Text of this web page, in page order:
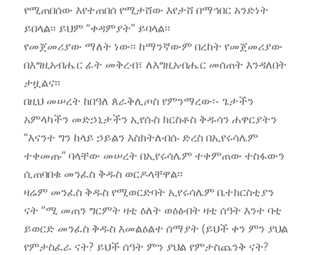
የሚጠበሰው እየተጠበሰ የሚታሸው እየታሸ በማኅበር አንድነት
ይበላል፡፡ ይህም “ቀዳምያት” ይባላል፡፡
የመጀመሪያው ማለት ነው፡፡ ከማንኛውም በረከት የመጀመሪያው
በእግዚአብሔር ፊት መቅረብ፣ ለእግዚአብሔር መሰጠት እንዳለበት
ታዟልና፡፡
በዚህ መሠረት ከበዓለ ጰራቅሊጦስ የምንማረው፡- ጌታችን
አምላካችን መድኃኒታችን ኢየሱስ ክርስቶስ ቅዱሳን ሐዋርያትን
“እናንተ ግን ከላይ ኃይልን እስክትለብሱ ድረስ በኢየሩሳሌም
ተቀመጡ” ባላቸው መሠረት በኢየሩሳሌም ተቀምጠው ተስፋውን
ሲጠባበቁ መንፈስ ቅዱስ ወርዶላቸዋል፡፡
ዛሬም መንፈስ ቅዱስ የሚወርድባት ኢየሩሳሌም ቤተክርስቲያን
ናት “ሚ መጠን ግርምት ዛቲ ዕለት ወዕፅብት ዛቲ ሰዓት እንተ ባቲ
ይወርድ መንፈስ ቅዱስ እመልዕልተ ሰማያት (ይህች ቀን ምን ያህል
የምታስፈራ ናት? ይህች ሰዓት ምን ያህል የምታስጨንቅ ናት?